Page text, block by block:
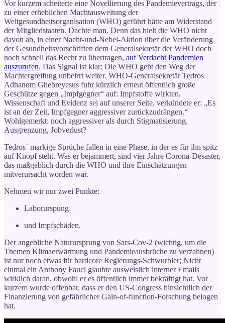
Vor kurzem scheiterte eine Novellierung des Pandemievertrags, der
zu einer erheblichen Machtausweitung der
Weltgesundheitsorganisation (WHO) geführt hätte am Widerstand
der Mitgliedstaaten. Dachte man. Denn das hielt die WHO nicht
davon ab, in einer Nacht-und-Nebel-Aktion über die Veränderung
der Gesundheitsvorschriften dem Generalsekretär der WHO doch
noch schnell das Recht zu übertragen, auf Verdacht Pandemien
auszurufen. Das Signal ist klar: Die WHO geht den Weg der
Machtergreifung unbeirrt weiter. WHO-Generalsekretär Tedros
Adhanom Ghebreyesus fuhr kürzlich erneut öffentlich große
Geschütze gegen „Impfgegner“ auf: Impfstoffe wirkten,
Wissenschaft und Evidenz sei auf unserer Seite, verkündete er: „Es
ist an der Zeit, Impfgegner aggressiver zurückzudrängen.“
Wohlgemerkt: noch aggressiver als durch Stigmatisierung,
Ausgrenzung, Jobverlust?
Tedros` markige Sprüche fallen in eine Phase, in der es für ihn spitz
auf Knopf steht. Was er bejammert, sind vier Jahre Corona-Desaster,
das maßgeblich durch die WHO und ihre Einschätzungen
mitverursacht worden war.
Nehmen wir nur zwei Punkte:
Laborurspung
und Impfschäden.
Der angebliche Naturursprung von Sars-Cov-2 (wichtig, um die
Themen Klimaerwärmung und Pandemieausbrüche zu verzahnen)
ist nur noch etwas für hardcore Regierungs-Schwurbler; Nicht
einmal ein Anthony Fauci glaubte ausweislich interner Emails
wirklich daran, obwohl er es öffentlich immer bekräftigt hat. Vor
kurzem wurde offenbar, dass er den US-Congress hinsichtlich der
Finanzierung von gefährlicher Gain-of-function-Forschung belogen
hat.